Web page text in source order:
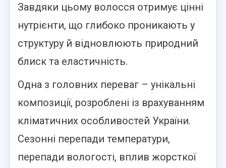
Завдяки цьому волосся отримує цінні
нутрієнти, що глибоко проникають у
структуру й відновлюють природний
блиск та еластичність.
Одна з головних переваг – унікальні
композиції, розроблені із врахуванням
кліматичних особливостей України.
Сезонні перепади температури,
перепади вологості, вплив жорсткої